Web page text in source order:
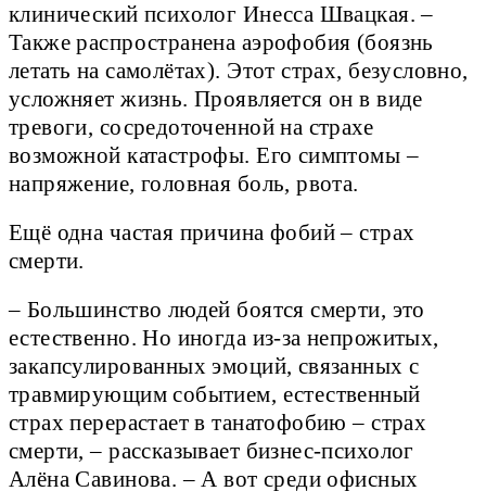
клинический психолог Инесса Швацкая. –
Также распространена аэрофобия (боязнь
летать на самолётах). Этот страх, безусловно,
усложняет жизнь. Проявляется он в виде
тревоги, сосредоточенной на страхе
возможной катастрофы. Его симптомы –
напряжение, головная боль, рвота.
Ещё одна частая причина фобий – страх
смерти.
– Большинство людей боятся смерти, это
естественно. Но иногда из-за непрожитых,
закапсулированных эмоций, связанных с
травмирующим событием, естественный
страх перерастает в танатофобию – страх
смерти, – рассказывает бизнес-психолог
Алёна Савинова. – А вот среди офисных